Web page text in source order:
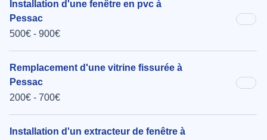
Installation d'une fenêtre en pvc à
Pessac
500€ - 900€
Remplacement d'une vitrine fissurée à
Pessac
200€ - 700€
Installation d'un extracteur de fenêtre à